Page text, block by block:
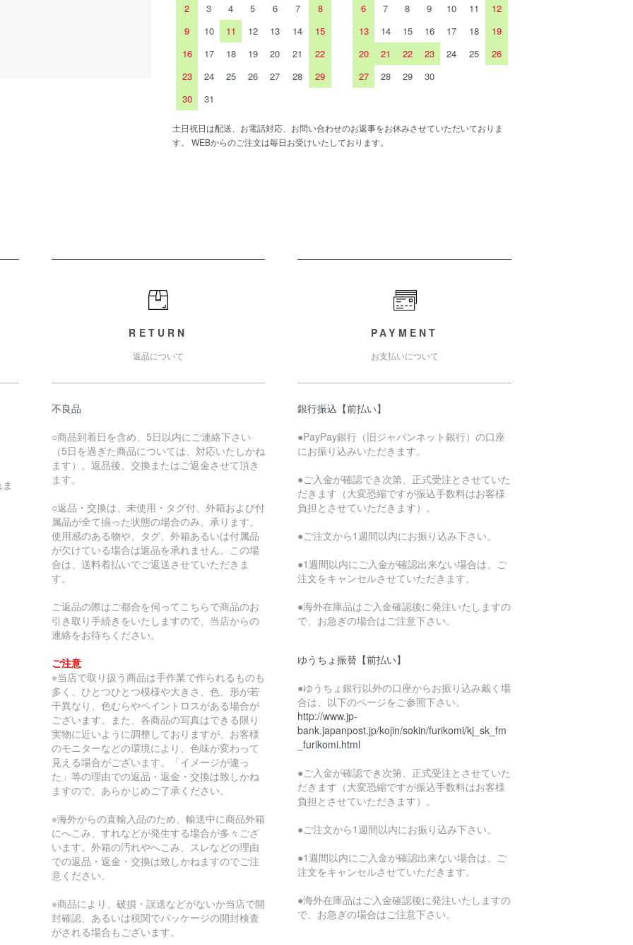
2
3 4 5 6 7
8
9
10 11 12 13 14
15
16
17 18 19 20 21
22
23
24 25 26 27 28
29
30
31
6
7 8 9 10 11
12
13
14 15 16 17 18
19
20
21 22 23 24 25
26
27
28 29 30
土日祝日は配送、お電話対応、お問い合わせのお返事をお休みさせていただいておりま
す。 WEBからのご注文は毎日お受けいたしております。
RETURN
返品について
不良品
○商品到着日を含め、5日以内にご連絡下さい
（5日を過ぎた商品については、対応いたしかね
ます）。返品後、交換またはご返金させて頂き
ます。
○返品・交換は、未使用・タグ付、外箱および付
属品が全て揃った状態の場合のみ、承ります。
使用感のある物や、タグ、外箱あるいは付属品
が欠けている場合は返品を承れません。この場
合は、送料着払いでご返送させていただきま
す。
ご返品の際はご都合を伺ってこちらで商品のお
引き取り手続きをいたしますので、当店からの
連絡をお待ちください。
ご注意
※当店で取り扱う商品は手作業で作られるものも
多く、ひとつひとつ模様や大きさ、色、形が若
干異なり、色むらやペイントロスがある場合が
ございます。また、各商品の写真はできる限り
実物に近いように調整しておりますが、お客様
のモニターなどの環境により、色味が変わって
見える場合がございます。「イメージが違っ
た」等の理由での返品・返金・交換は致しかね
ますので、あらかじめご了承ください。
※海外からの直輸入品のため、輸送中に商品外箱
にへこみ、すれなどが発生する場合が多々ござ
います。外箱の汚れやへこみ、スレなどの理由
での返品・返金・交換は致しかねますのでご注
意ください。
※商品により、破損・誤送などがないか当店で開
封確認、あるいは税関でパッケージの開封検査
がされる場合もございます。
PAYMENT
お支払いについて
銀行振込【前払い】
●PayPay銀行（旧ジャパンネット銀行）の口座
にお振り込みいただきます。
●ご入金が確認でき次第、正式受注とさせていた
だきます（大変恐縮ですが振込手数料はお客様
負担とさせていただきます）。
●ご注文から1週間以内にお振り込み下さい。
●1週間以内にご入金が確認出来ない場合は、ご
注文をキャンセルさせていただきます。
●海外在庫品はご入金確認後に発注いたしますの
で、お急ぎの場合はご注意下さい。
ゆうちょ振替【前払い】
●ゆうちょ銀行以外の口座からお振り込み戴く場
合は、以下のページをご参照下さい。
http://www.jp-
bank.japanpost.jp/kojin/sokin/furikomi/kj_sk_fm
_furikomi.html
●ご入金が確認でき次第、正式受注とさせていた
だきます（大変恐縮ですが振込手数料はお客様
負担とさせていただきます）。
●ご注文から1週間以内にお振り込み下さい。
●1週間以内にご入金が確認出来ない場合は、ご
注文をキャンセルさせていただきます。
●海外在庫品はご入金確認後に発注いたしますの
で、お急ぎの場合はご注意下さい。